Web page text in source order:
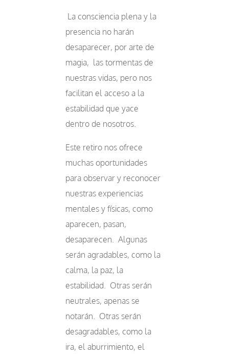
La consciencia plena y la
presencia no harán
desaparecer, por arte de
magia, las tormentas de
nuestras vidas, pero nos
facilitan el acceso a la
estabilidad que yace
dentro de nosotros.
Este retiro nos ofrece
muchas oportunidades
para observar y reconocer
nuestras experiencias
mentales y físicas, como
aparecen, pasan,
desaparecen. Algunas
serán agradables, como la
calma, la paz, la
estabilidad. Otras serán
neutrales, apenas se
notarán. Otras serán
desagradables, como la
ira, el aburrimiento, el